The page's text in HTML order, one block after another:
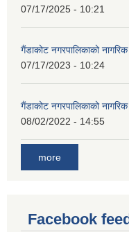
07/17/2025 - 10:21
गैंडाकोट नगरपालिकाको
07/17/2023 - 10:24
गैंडाकोट नगरपालिकाको
08/02/2022 - 14:55
more
Facebook